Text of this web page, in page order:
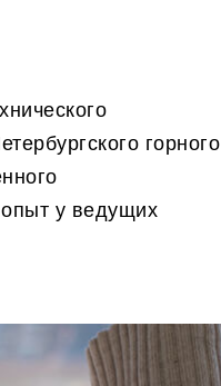
горного
у ведущих